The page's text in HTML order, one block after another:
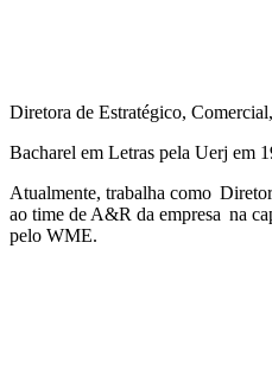
Diretora de Estratégico,
Bacharel em Letras pela Uerj em
Atualmente, trabalha como
ao time de A&R da empresa na
pelo WME.